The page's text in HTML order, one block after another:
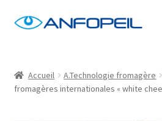
Aller
navigation
Aller
Actus
Accueil A.Technologie fromagère
fromagères internationales « white